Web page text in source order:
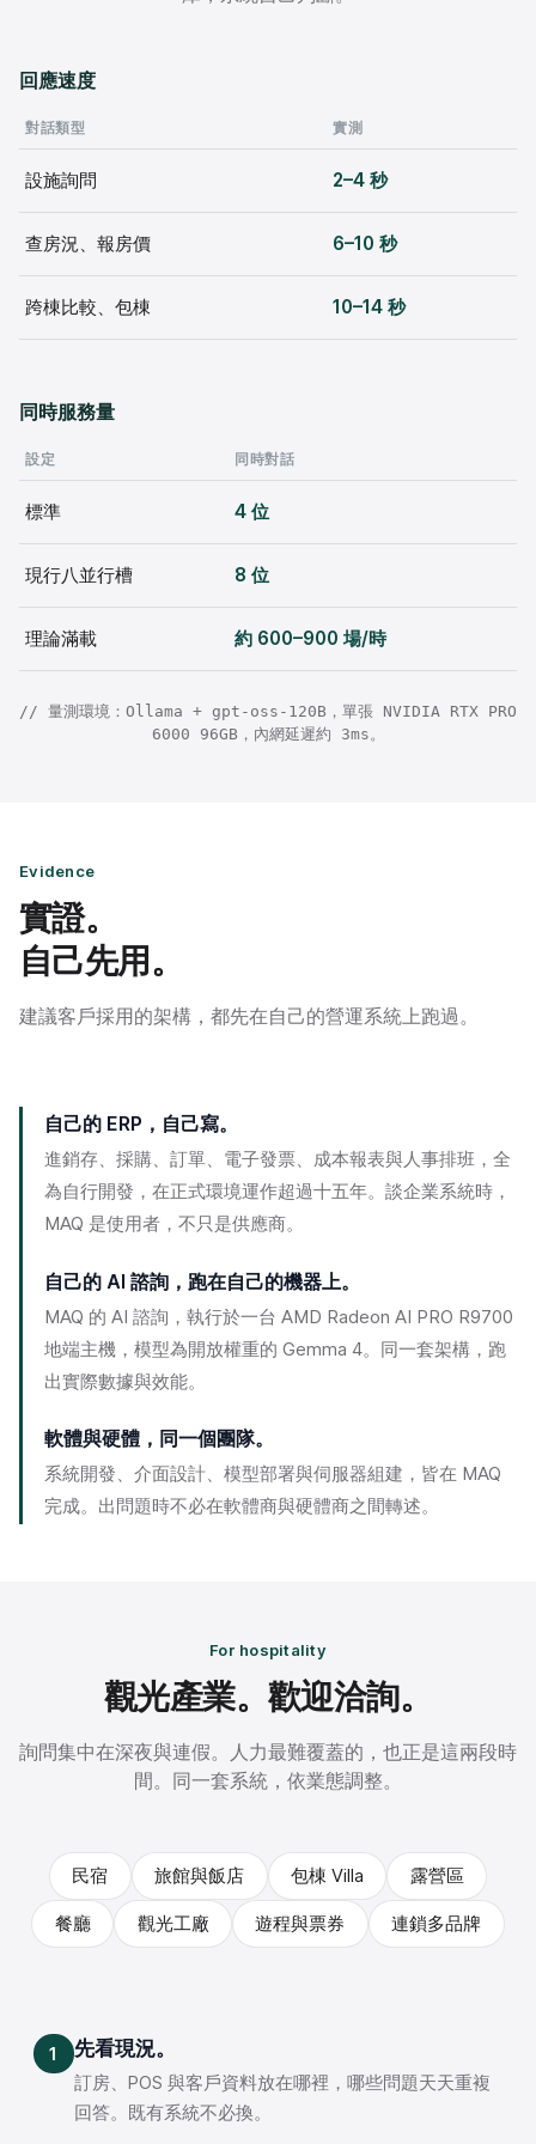
回應速度
對話類型 實測
設施詢問 2–4 秒
查房況、報房價 6–10 秒
跨棟比較、包棟 10–14 秒
同時服務量
設定 同時對話
標準 4 位
現行八並行槽 8 位
理論滿載 約 600–900 場/時
// 量測環境：Ollama + gpt-oss-120B，單張 NVIDIA RTX PRO
6000 96GB，內網延遲約 3ms。
Evidence
實證。
自己先用。
建議客戶採用的架構，都先在自己的營運系統上跑過。
自己的 ERP，自己寫。
進銷存、採購、訂單、電子發票、成本報表與人事排班，全
為自行開發，在正式環境運作超過十五年。談企業系統時，
MAQ 是使用者，不只是供應商。
自己的 AI 諮詢，跑在自己的機器上。
MAQ 的 AI 諮詢，執行於一台 AMD Radeon AI PRO R9700
地端主機，模型為開放權重的 Gemma 4。同一套架構，跑
出實際數據與效能。
軟體與硬體，同一個團隊。
系統開發、介面設計、模型部署與伺服器組建，皆在 MAQ
完成。出問題時不必在軟體商與硬體商之間轉述。
For hospitality
觀光產業。歡迎洽詢。
詢問集中在深夜與連假。人力最難覆蓋的，也正是這兩段時
間。同一套系統，依業態調整。
民宿 旅館與飯店 包棟 Villa 露營區
餐廳 觀光工廠 遊程與票券 連鎖多品牌
1 先看現況。
訂房、POS 與客戶資料放在哪裡，哪些問題天天重複
回答。既有系統不必換。